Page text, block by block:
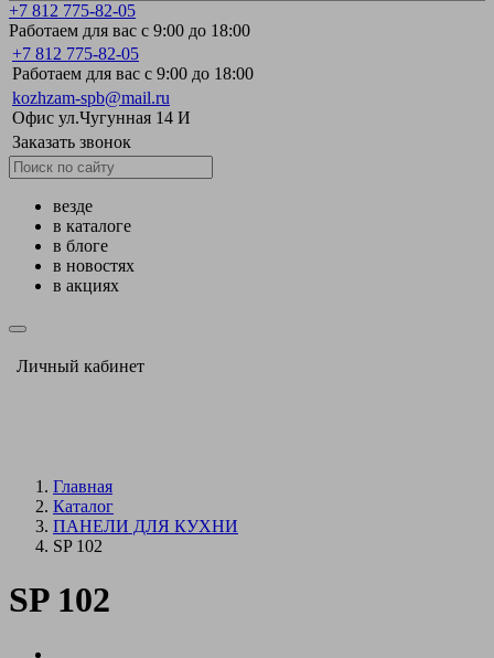
+7 812 775-82-05
Работаем для вас с 9:00 до 18:00
+7 812 775-82-05
Работаем для вас с 9:00 до 18:00
kozhzam-spb@mail.ru
Офис ул.Чугунная 14 И
Заказать звонок
везде
в каталоге
в блоге
в новостях
в акциях
Личный кабинет
Главная
Каталог
ПАНЕЛИ ДЛЯ КУХНИ
SP 102
SP 102